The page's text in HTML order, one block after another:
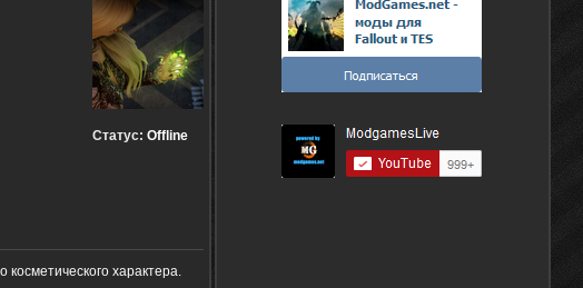
Статус: Offline
косметического характера.